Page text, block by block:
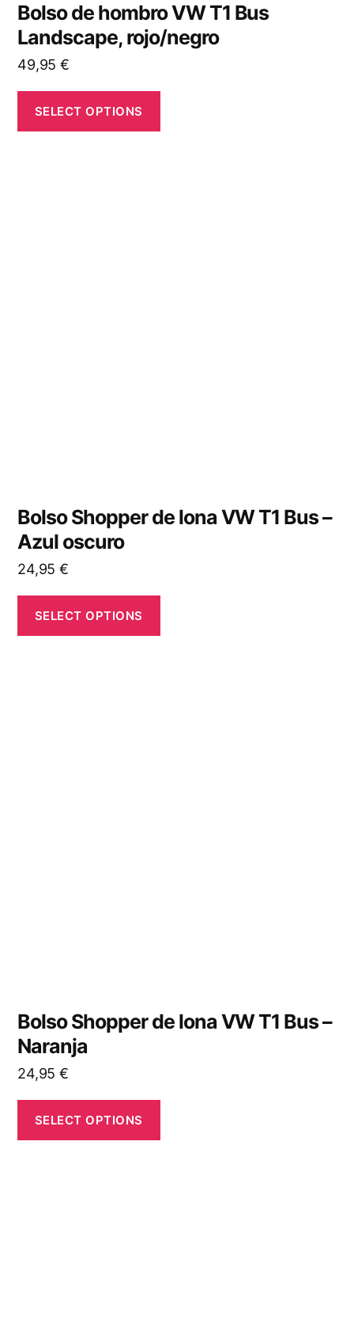
Bolso de hombro VW T1 Bus
Landscape, rojo/negro
49,95 €
SELECT OPTIONS
Bolso Shopper de lona VW T1 Bus –
Azul oscuro
24,95 €
SELECT OPTIONS
Bolso Shopper de lona VW T1 Bus –
Naranja
24,95 €
SELECT OPTIONS